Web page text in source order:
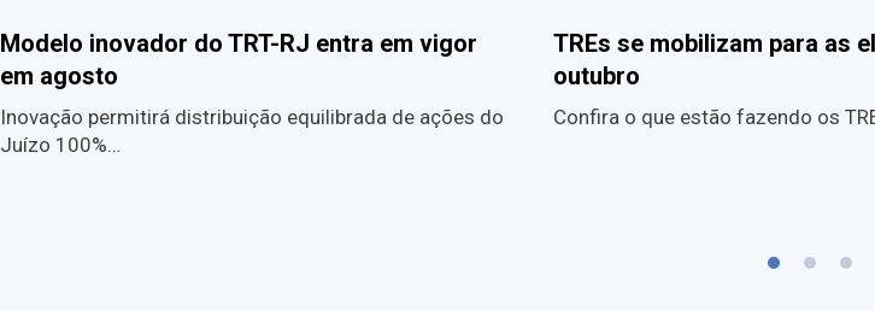
Modelo inovador do TRT-RJ entra em vigor
em agosto
Inovação permitirá distribuição equilibrada de ações do
Juízo 100%…
TREs se mobilizam para as
outubro
Confira o que estão fazendo os